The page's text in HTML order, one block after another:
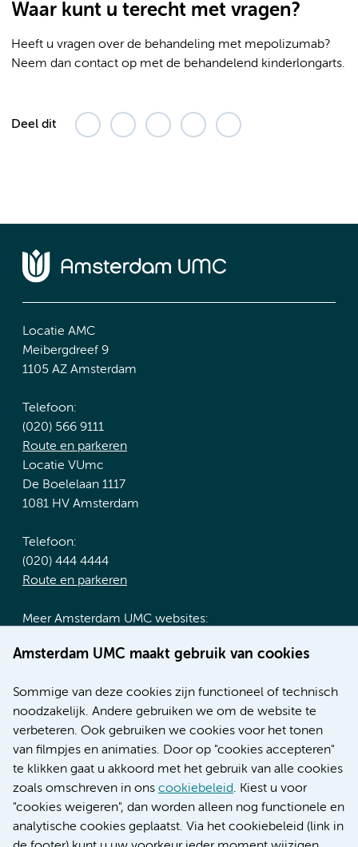
Waar kunt u terecht met vragen?
Heeft u vragen over de behandeling met mepolizumab?
Neem dan contact op met de behandelend kinderlongarts.
Deel dit
Amsterdam UMC maakt gebruik van cookies
Sommige van deze cookies zijn functioneel of technisch
noodzakelijk. Andere gebruiken we om de website te
verbeteren. Ook gebruiken we cookies voor het tonen
van filmpjes en animaties. Door op "cookies accepteren"
te klikken gaat u akkoord met het gebruik van alle cookies
zoals omschreven in ons cookiebeleid. Kiest u voor
"cookies weigeren", dan worden alleen nog functionele en
analytische cookies geplaatst. Via het cookiebeleid (link in
Locatie AMC
Meibergdreef 9
1105 AZ Amsterdam
Telefoon:
(020) 566 9111
Route en parkeren
Locatie VUmc
De Boelelaan 1117
1081 HV Amsterdam
Telefoon:
(020) 444 4444
Route en parkeren
Meer Amsterdam UMC websites:
Werken bij Amsterdam UMC
Nieuws
Research
Educatie locatie AMC
Educatie locatie VUmc
Verwijzen & diagnostiek